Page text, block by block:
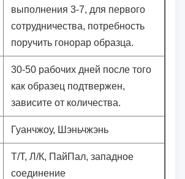
выполнения 3-7, для первого
сотрудничества, потребность
поручить гонорар образца.
30-50 рабочих дней после того
как образец подтвержен,
зависите от количества.
Гуанчжоу, Шэньчжэнь
Т/Т, Л/К, ПайПал, западное
соединение